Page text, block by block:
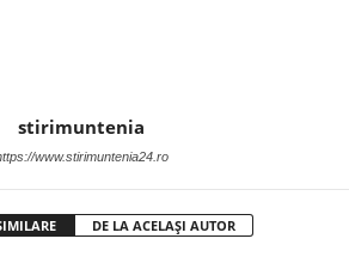
stirimuntenia
www.stirimuntenia24.ro
DE LA ACELAȘI AUTOR